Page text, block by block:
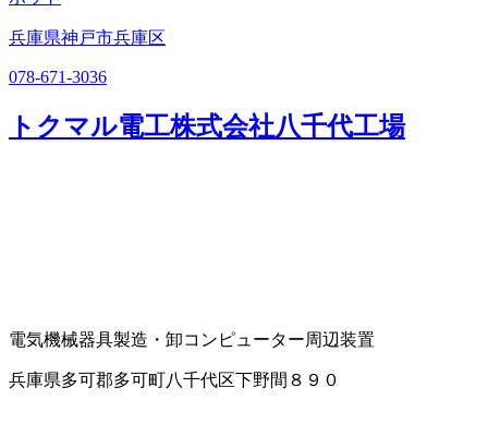
兵庫県神戸市兵庫区
078-671-3036
トクマル電工株式会社八千代工場
電気機械器具製造・卸コンピューター周辺装置
兵庫県多可郡多可町八千代区下野間８９０